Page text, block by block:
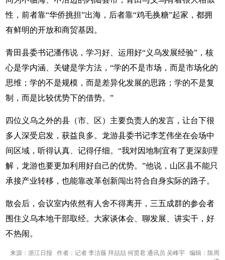
性，前者靠“华侨挑担”出海，后者靠“鸡毛换糖”起家，都拥
有鲜明的开放和商贸基因。
青田县委书记潘伟说，学习好、运用好“义乌发展经验”，核
心是学内涵、关键是学方法，“学的不是市场，而是市场化的
思维；学的不是规模，而是差异化发展的思路；学的不是复
制，而是比较优势下的借势。”
四位义乌之外的县（市、区）主要负责人的发言，让台下很
多人深受启发，获益良多。龙游县委书记李芝伟坐在会场中
间区域，听得认真、记得仔细。“我对因地制宜有了更深刻理
解，龙游也要更加利用好自己的优势。”他说，山区县不能只
承接产业转移，也能靠改革创新闯出符合自身实际的路子。
散会后，会议室内依然有人舍不得离开，三五成群的参会者
围住义乌本地干部取经。大家谈体会、聊发展、讲实干，好
不热闹。
来源：浙江日报 作者：记者 李洁薇 拜喆喆 何贤君 通讯员 吴峰宇 编辑：陈周